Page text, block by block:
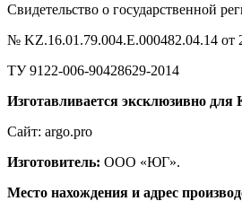
Свидетельство о государственной
№ KZ.16.01.79.004.Е.000482.04.14 от
ТУ 9122-006-90428629-2014
Изготавливается эксклюзивно
Сайт: argo.pro
Изготовитель: ООО «ЮГ».
Место нахождения и адрес